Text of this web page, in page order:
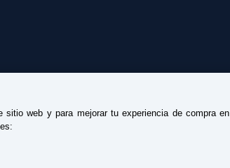
web y para mejorar tu experiencia de compra en